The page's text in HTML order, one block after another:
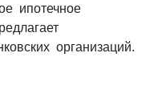
ипотечное
организаций.